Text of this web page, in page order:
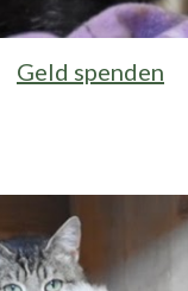
Geld spenden